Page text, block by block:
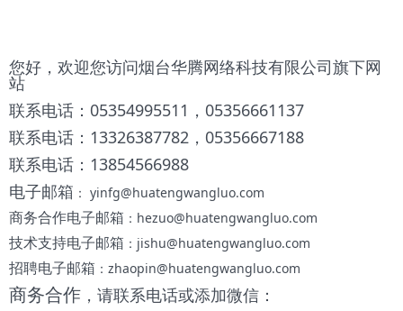
您好，欢迎您访问烟台华腾网络科技有限公司旗下网
站
联系电话：05354995511，05356661137
联系电话：13326387782，05356667188
联系电话：13854566988
电子邮箱 ： yinfg@huatengwangluo.com
商务合作电子邮箱 ：hezuo@huatengwangluo.com
技术支持电子邮箱 ：jishu@huatengwangluo.com
招聘电子邮箱 ：zhaopin@huatengwangluo.com
商务合作 ，请联系电话或添加微信：